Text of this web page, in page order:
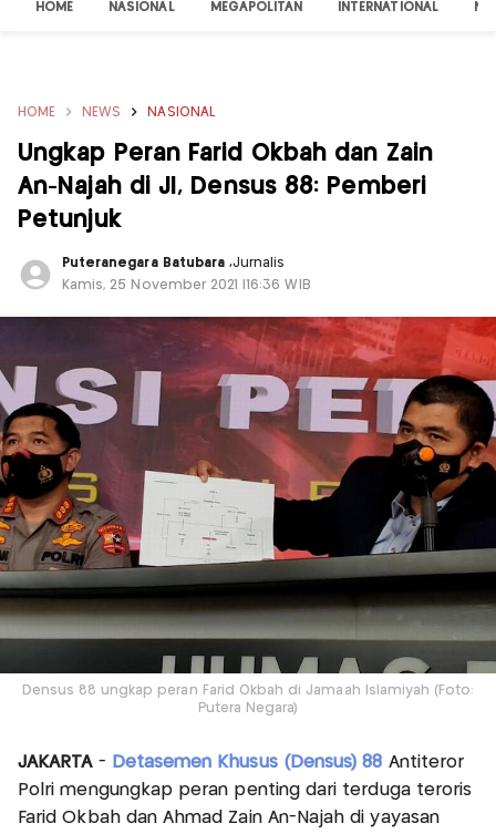
HOME NASIONAL MEGAPOLITAN INTERNATIONAL
HOME NEWS NASIONAL
Ungkap Peran Farid Okbah dan Zain
An-Najah di JI, Densus 88: Pemberi
Petunjuk
Puteranegara Batubara,Jurnalis
Kamis, 25 November 2021 |16:36 WIB
Densus 88 ungkap peran Farid Okbah di Jamaah Islamiyah (Foto:
Putera Negara)
JAKARTA- Detasemen Khusus (Densus) 88 Antiteror
Polri mengungkap peran penting dari terduga teroris
Farid Okbah dan Ahmad Zain An-Najah di yayasan